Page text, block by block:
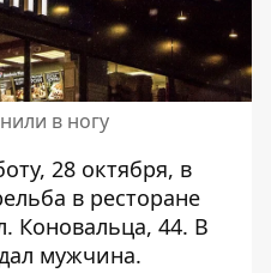
в ногу
28 октября, в
в ресторане
Коновальца, 44. В
мужчина.